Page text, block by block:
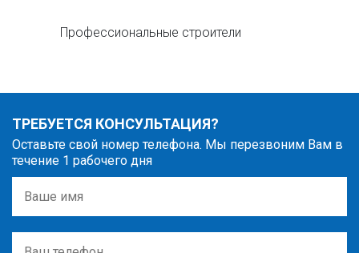
Профессиональные строители
ТРЕБУЕТСЯ КОНСУЛЬТАЦИЯ?
Оставьте свой номер телефона. Мы перезвоним Вам в
течение 1 рабочего дня